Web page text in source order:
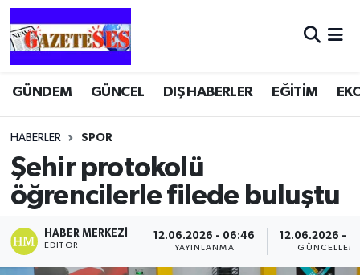
GÜNDEM GÜNCEL DIŞ HABERLER EĞİTİM
HABERLER SPOR
Şehir protokolü
öğrencilerle filede buluştu
HABER MERKEZI
EDITÖR
12.06.2026 - 06:46
YAYINLANMA
12.06.2026 -